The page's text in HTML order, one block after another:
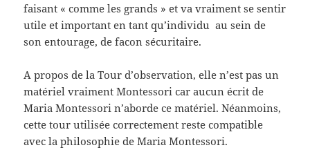
faisant « comme les grands » et va vraiment se sentir
utile et important en tant qu’individu au sein de
son entourage, de facon sécuritaire.
A propos de la Tour d’observation, elle n’est pas un
matériel vraiment Montessori car aucun écrit de
Maria Montessori n’aborde ce matériel. Néanmoins,
cette tour utilisée correctement reste compatible
avec la philosophie de Maria Montessori.